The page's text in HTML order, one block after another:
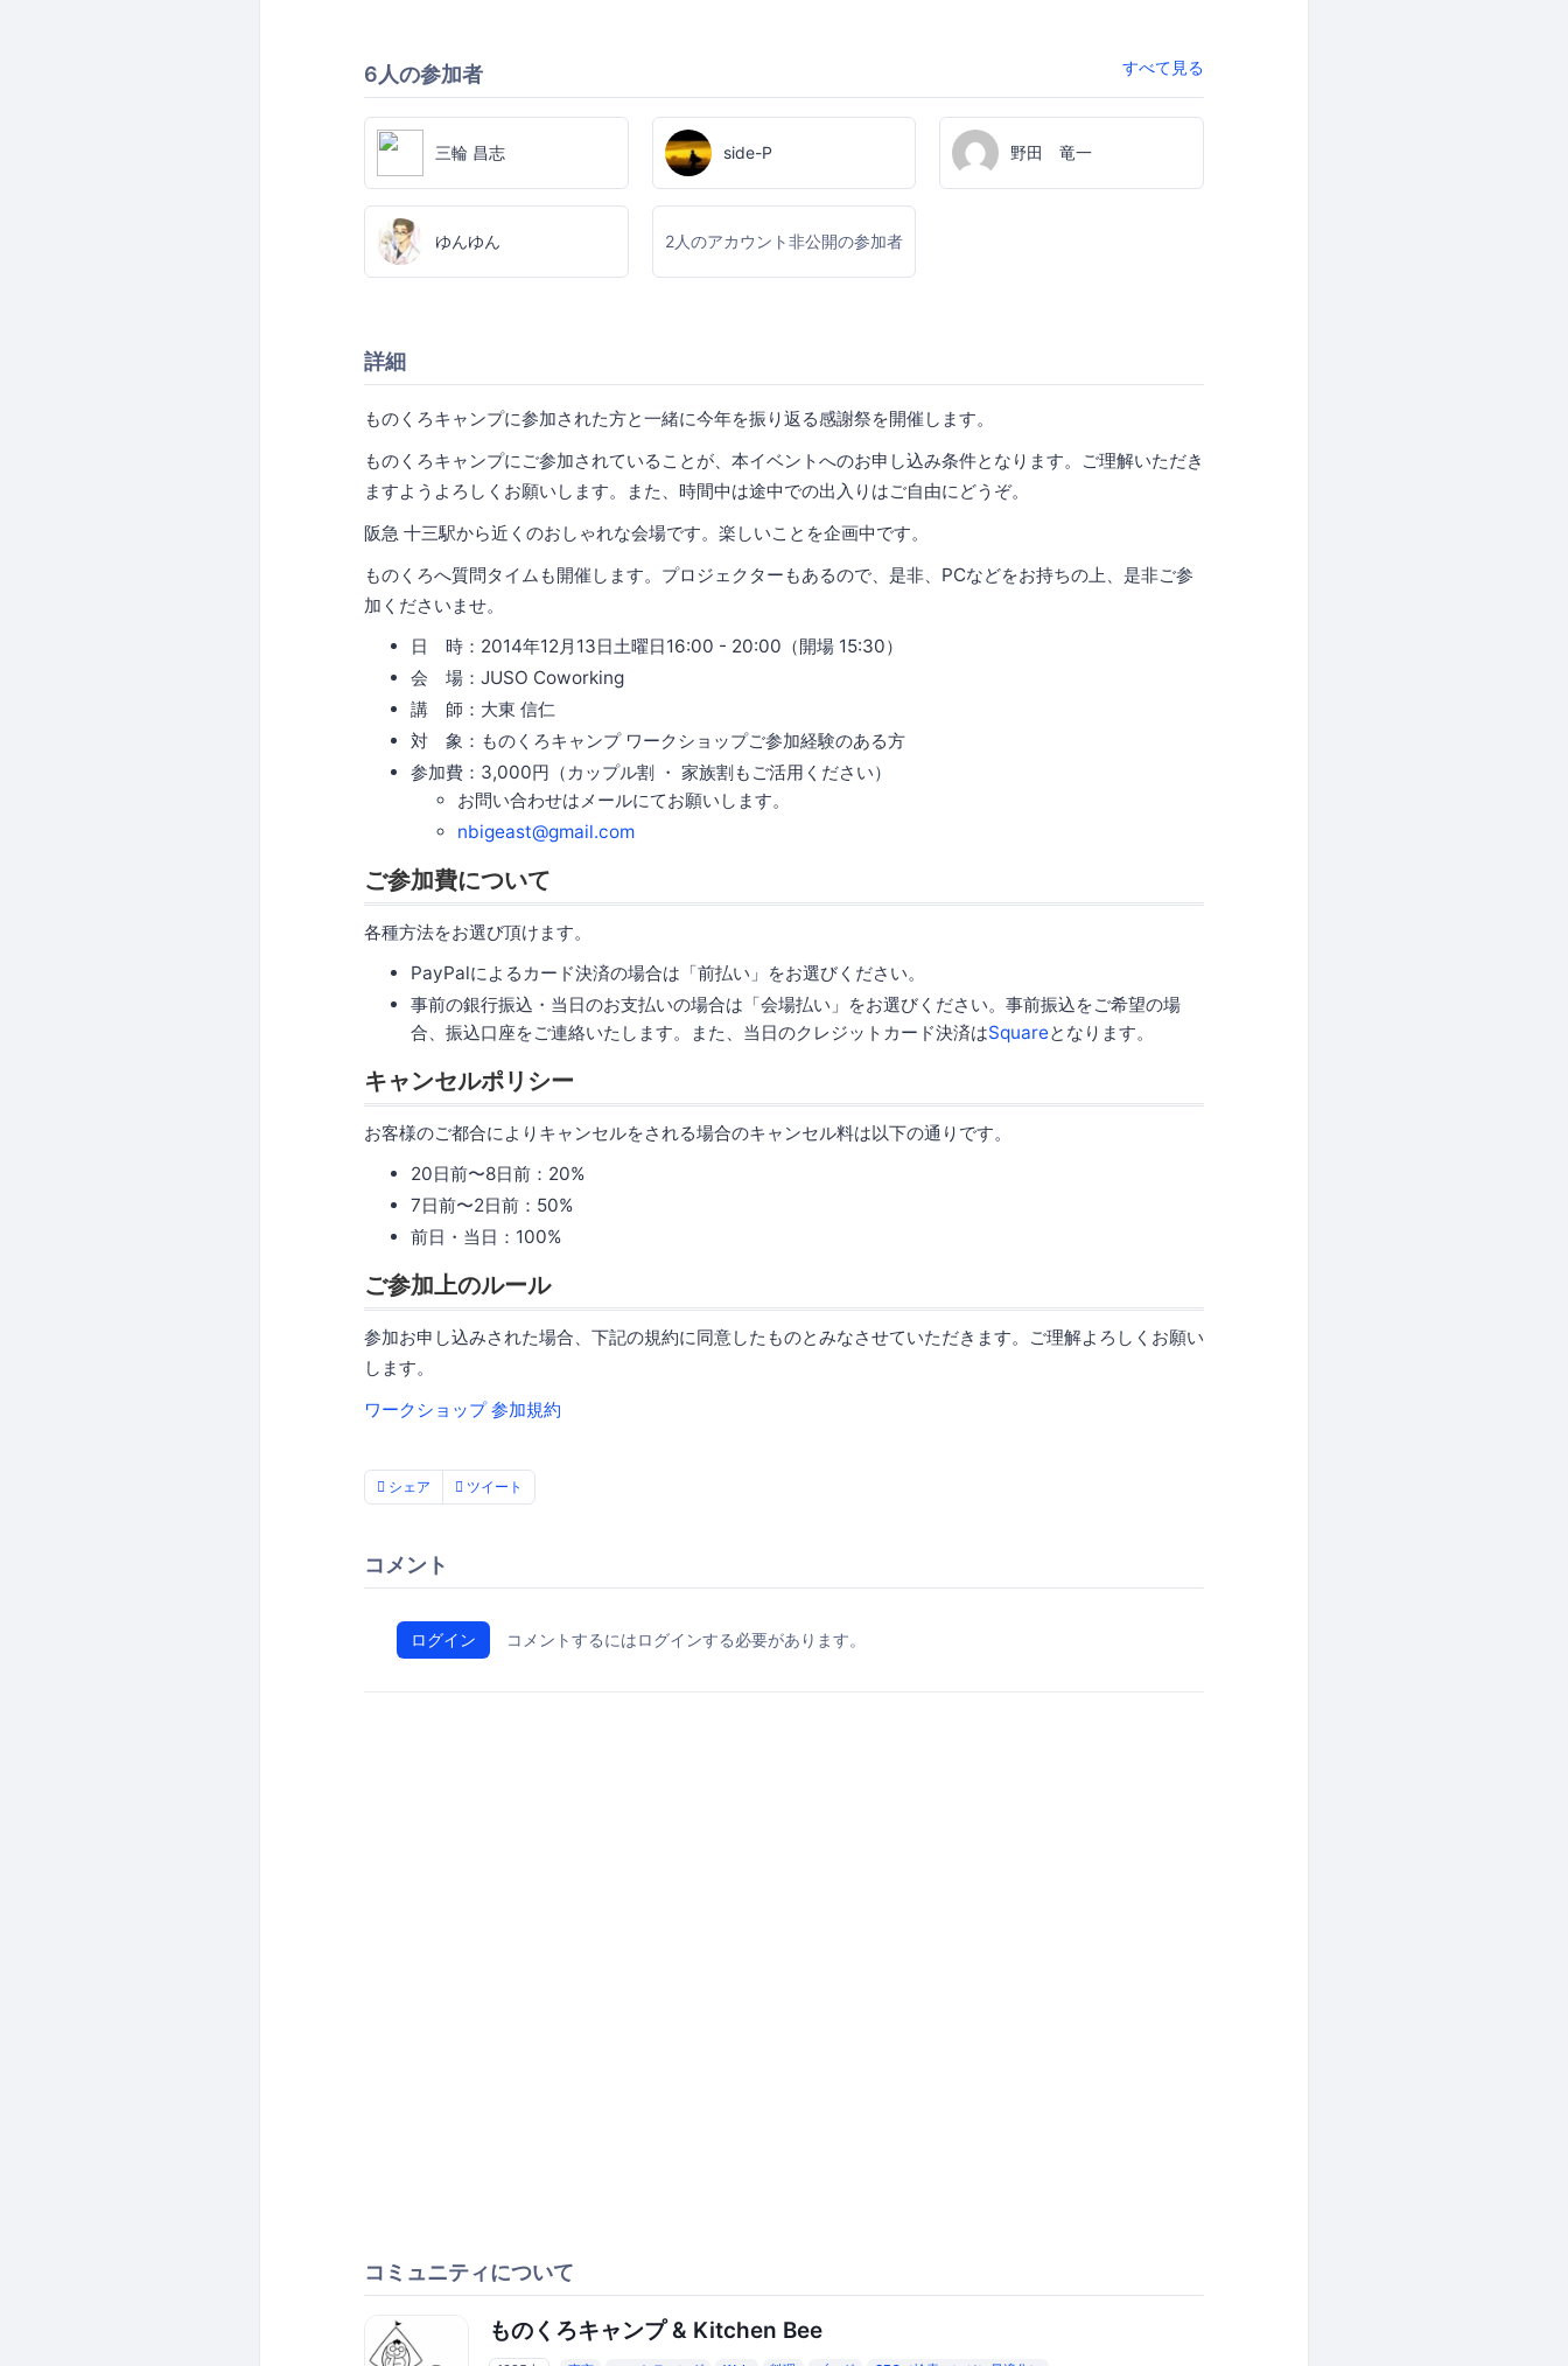
6人の参加者 すべて見る
三輪 昌志 side-P 野田 竜一
ゆんゆん 2人のアカウント非公開の参加者
詳細
ものくろキャンプに参加された方と一緒に今年を振り返る感謝祭を開催します。
ものくろキャンプにご参加されていることが、本イベントへのお申し込み条件となります。ご理解いただき
ますようよろしくお願いします。また、時間中は途中での出入りはご自由にどうぞ。
阪急 十三駅から近くのおしゃれな会場です。楽しいことを企画中です。
ものくろへ質問タイムも開催します。プロジェクターもあるので、是非、PCなどをお持ちの上、是非ご参
加くださいませ。
日 時：2014年12月13日土曜日16:00 - 20:00（開場 15:30）
会 場：JUSO Coworking
講 師：大東 信仁
対 象：ものくろキャンプ ワークショップご参加経験のある方
参加費：3,000円（カップル割 ・ 家族割もご活用ください）
お問い合わせはメールにてお願いします。
nbigeast@gmail.com
ご参加費について
各種方法をお選び頂けます。
PayPalによるカード決済の場合は「前払い」をお選びください。
事前の銀行振込・当日のお支払いの場合は「会場払い」をお選びください。事前振込をご希望の場
合、振込口座をご連絡いたします。また、当日のクレジットカード決済はSquareとなります。
キャンセルポリシー
お客様のご都合によりキャンセルをされる場合のキャンセル料は以下の通りです。
20日前〜8日前：20%
7日前〜2日前：50%
前日・当日：100%
ご参加上のルール
参加お申し込みされた場合、下記の規約に同意したものとみなさせていただきます。ご理解よろしくお願い
します。
ワークショップ 参加規約
シェア ツイート
コメント
ログイン コメントするにはログインする必要があります。
コミュニティについて
ものくろキャンプ & Kitchen Bee